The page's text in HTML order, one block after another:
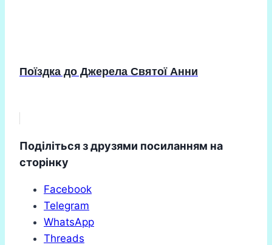
Поїздка до Джерела Святої Анни
Поділіться з друзями посиланням на
сторінку
Facebook
Telegram
WhatsApp
Threads